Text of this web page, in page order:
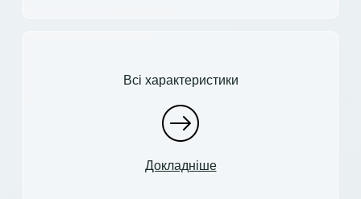
Всі характеристики
Докладніше